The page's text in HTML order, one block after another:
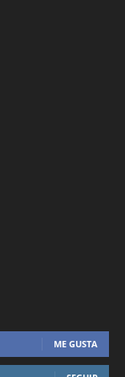
ME GUSTA